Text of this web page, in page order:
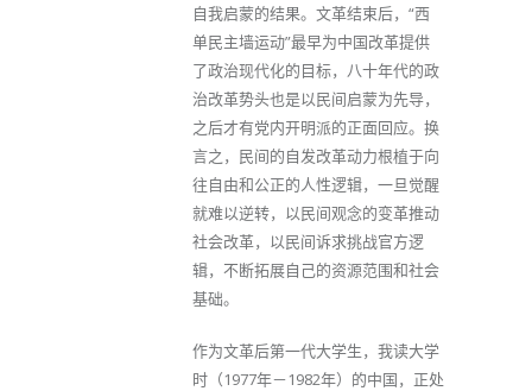
自我启蒙的结果。文革结束后，“西
单民主墙运动”最早为中国改革提供
了政治现代化的目标，八十年代的政
治改革势头也是以民间启蒙为先导，
之后才有党内开明派的正面回应。换
言之，民间的自发改革动力根植于向
往自由和公正的人性逻辑，一旦觉醒
就难以逆转，以民间观念的变革推动
社会改革，以民间诉求挑战官方逻
辑，不断拓展自己的资源范围和社会
基础。
作为文革后第一代大学生，我读大学
时（1977年－1982年）的中国，正处